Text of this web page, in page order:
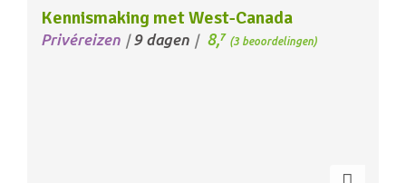
Kennismaking met West-Canada
Privéreizen /9 dagen / 8, 7 (3 beoordelingen)